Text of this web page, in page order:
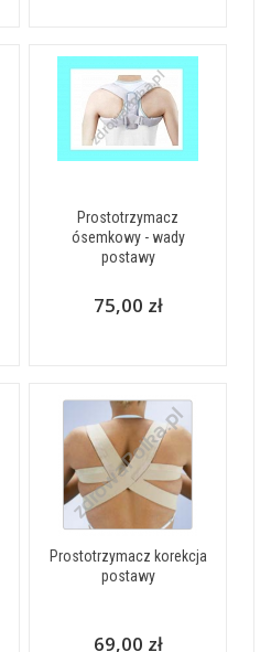
Prostotrzymacz
ósemkowy - wady
postawy
75,00 zł
Prostotrzymacz korekcja
postawy
69,00 zł